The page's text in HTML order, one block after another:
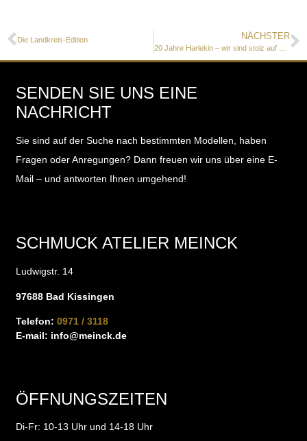
Die Landkreis-Edition NÄCHSTER
SENDEN SIE UNS EINE
NACHRICHT
Sie sind auf der Suche nach bestimmten Modellen, haben
Fragen oder Anregungen? Dann freuen wir uns über eine E-
Mail – und antworten Ihnen umgehend!
SCHMUCK ATELIER MEINCK
Ludwigstr. 14
97688 Bad Kissingen
Telefon: 0971 / 3118
E-mail: info@meinck.de
ÖFFNUNGSZEITEN
Di-Fr: 10-13 Uhr und 14-18 Uhr